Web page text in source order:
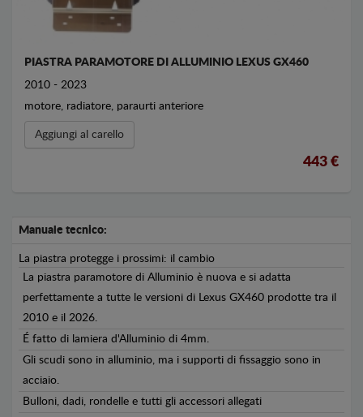
PIASTRA PARAMOTORE DI ALLUMINIO LEXUS GX460
2010 - 2023
motore, radiatore, paraurti anteriore
Aggiungi al carello
443 €
Manuale tecnico:
La piastra protegge i prossimi: il cambio
La piastra paramotore di Alluminio è nuova e si adatta
perfettamente a tutte le versioni di Lexus GX460 prodotte tra il
2010 e il 2026.
É fatto di lamiera d'Alluminio di 4mm.
Gli scudi sono in alluminio, ma i supporti di fissaggio sono in
acciaio.
Bulloni, dadi, rondelle e tutti gli accessori allegati